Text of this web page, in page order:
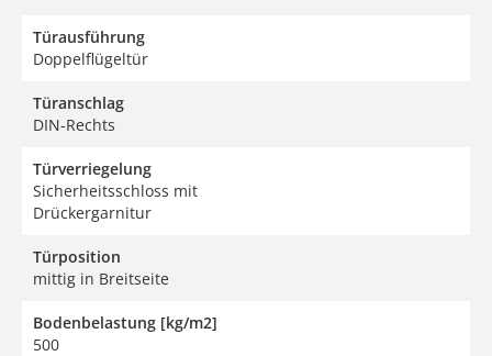
Türausführung
Doppelflügeltür
Türanschlag
DIN-Rechts
Türverriegelung
Sicherheitsschloss mit
Drückergarnitur
Türposition
mittig in Breitseite
Bodenbelastung [kg/m2]
500